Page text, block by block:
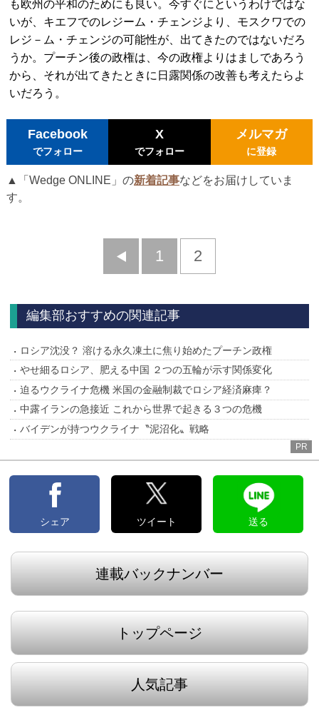
も欧州の平和のためにも良い。今すぐにというわけではな
いが、キエフでのレジーム・チェンジより、モスクワでの
レジ－ム・チェンジの可能性が、出てきたのではないだろ
うか。プーチン後の政権は、今の政権よりはましであろう
から、それが出てきたときに日露関係の改善も考えたらよ
いだろう。
Facebook
でフォロー
X
でフォロー
メルマガ
に登録
▲「Wedge ONLINE」の新着記事などをお届けしていま
す。
前
1 2
編集部おすすめの関連記事
ロシア沈没？ 溶ける永久凍土に焦り始めたプーチン政権
やせ細るロシア、肥える中国 ２つの五輪が示す関係変化
迫るウクライナ危機 米国の金融制裁でロシア経済麻痺？
中露イランの急接近 これから世界で起きる３つの危機
バイデンが持つウクライナ〝泥沼化〟戦略
PR
シェア ツイート 送る
連載バックナンバー
トップページ
人気記事